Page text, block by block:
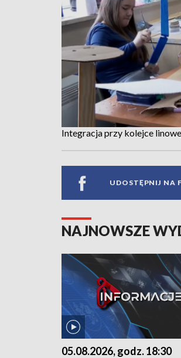
Integracja przy kolejce
UDOSTĘPNIJ NA
NAJNOWSZE
05.08.2026, godz. 18:30